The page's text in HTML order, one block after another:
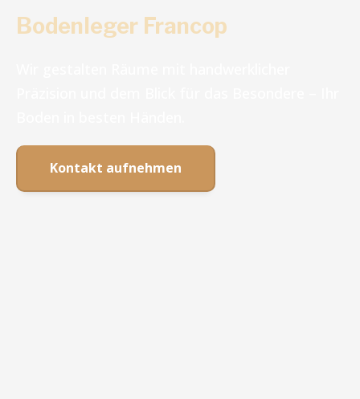
Bodenleger Francop
Kontakt aufnehmen